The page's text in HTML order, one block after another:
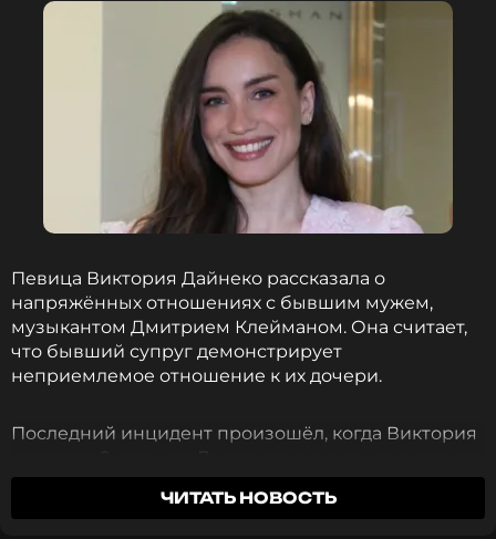
Певица Виктория Дайнеко рассказала о
напряжённых отношениях с бывшим мужем,
музыкантом Дмитрием Клейманом. Она считает,
что бывший супруг демонстрирует
неприемлемое отношение к их дочери.
Последний инцидент произошёл, когда Виктория
концерт. Девочка заболела, а Дмитрий Клейман
вместо того, чтобы позаботиться о Лизе, написал
ЧИТАТЬ НОВОСТЬ